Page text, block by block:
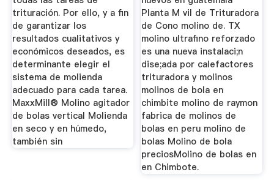
trituración. Por ello, y a fin
de garantizar los
resultados cualitativos y
económicos deseados, es
determinante elegir el
sistema de molienda
adecuado para cada tarea.
MaxxMill® Molino agitador
de bolas vertical Molienda
en seco y en húmedo,
también sin
Planta M vil de Trituradora
de Cono molino de. TX
molino ultrafino reforzado
es una nueva instalaci;n
dise;ada por calefactores
trituradora y molinos
molinos de bola en
chimbite molino de raymon
fabrica de molinos de
bolas en peru molino de
bolas Molino de bola
preciosMolino de bolas en
en Chimbote.